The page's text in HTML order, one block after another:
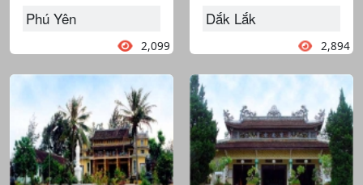
Phú Yên
2,099
Dắk Lắk
2,894